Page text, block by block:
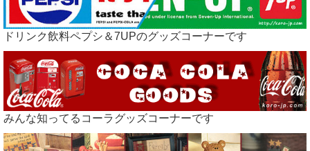
ドリンク飲料ペプシ＆7UPのグッズコーナーです
みんな知ってるコーラグッズコーナーです